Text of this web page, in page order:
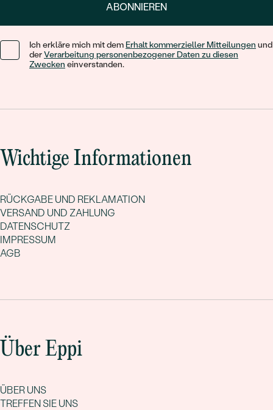
ABONNIEREN
Ich erkläre mich mit dem Erhalt kommerzieller Mitteilungen und
derVerarbeitung personenbezogener Daten zu diesen
Zwecken einverstanden.
Wichtige Informationen
RÜCKGABE UND REKLAMATION
VERSAND UND ZAHLUNG
DATENSCHUTZ
IMPRESSUM
AGB
Über Eppi
ÜBER UNS
TREFFEN SIE UNS